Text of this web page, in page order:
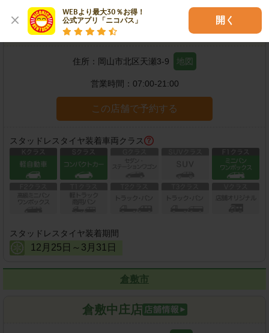
WEBより最大30％お得！
公式アプリ「ニコパス」
開く
岡山天瀬店
住所： 岡山市北区天瀬3-9 地図
営業時間： 07:00-21:00
この店舗で予約する
スタッドレスタイヤ装着車両クラス
スタッドレスタイヤ装着期間
12 月 25 日～ 3 月 31 日
倉敷市
倉敷中庄店